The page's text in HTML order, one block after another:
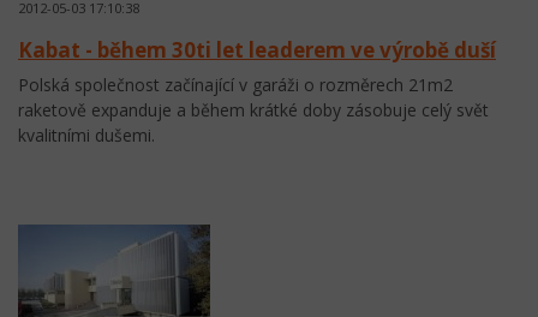
2012-05-03 17:10:38
Kabat - během 30ti let leaderem ve výrobě duší
Polská společnost začínající v garáži o rozměrech 21m2
raketově expanduje a během krátké doby zásobuje celý svět
kvalitními dušemi.